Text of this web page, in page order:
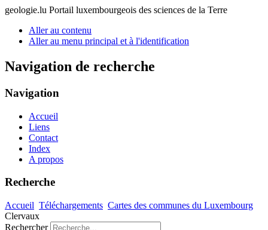
geologie.lu Portail luxembourgeois des sciences de la Terre
Aller au contenu
Aller au menu principal et à l'identification
Navigation de recherche
Navigation
Accueil
Liens
Contact
Index
A propos
Recherche
Accueil Téléchargements Cartes des communes du Luxembourg
Clervaux
Rechercher